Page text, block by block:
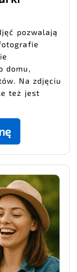
pozwalają
domu,
Na zdjęciu
też jest